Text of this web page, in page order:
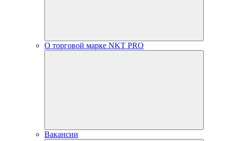
О торговой марке NKT PRO
Вакансии